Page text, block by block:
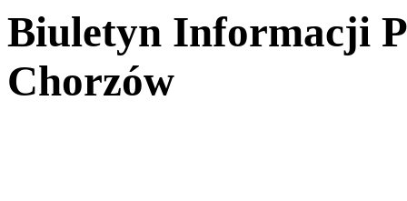
Biuletyn Informacji
Chorzów